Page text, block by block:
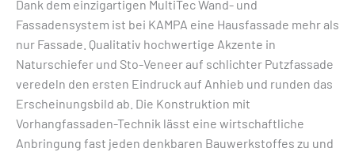
Dank dem einzigartigen MultiTec Wand- und
Fassadensystem ist bei KAMPA eine Hausfassade mehr als
nur Fassade. Qualitativ hochwertige Akzente in
Naturschiefer und Sto-Veneer auf schlichter Putzfassade
veredeln den ersten Eindruck auf Anhieb und runden das
Erscheinungsbild ab. Die Konstruktion mit
Vorhangfassaden-Technik lässt eine wirtschaftliche
Anbringung fast jeden denkbaren Bauwerkstoffes zu und